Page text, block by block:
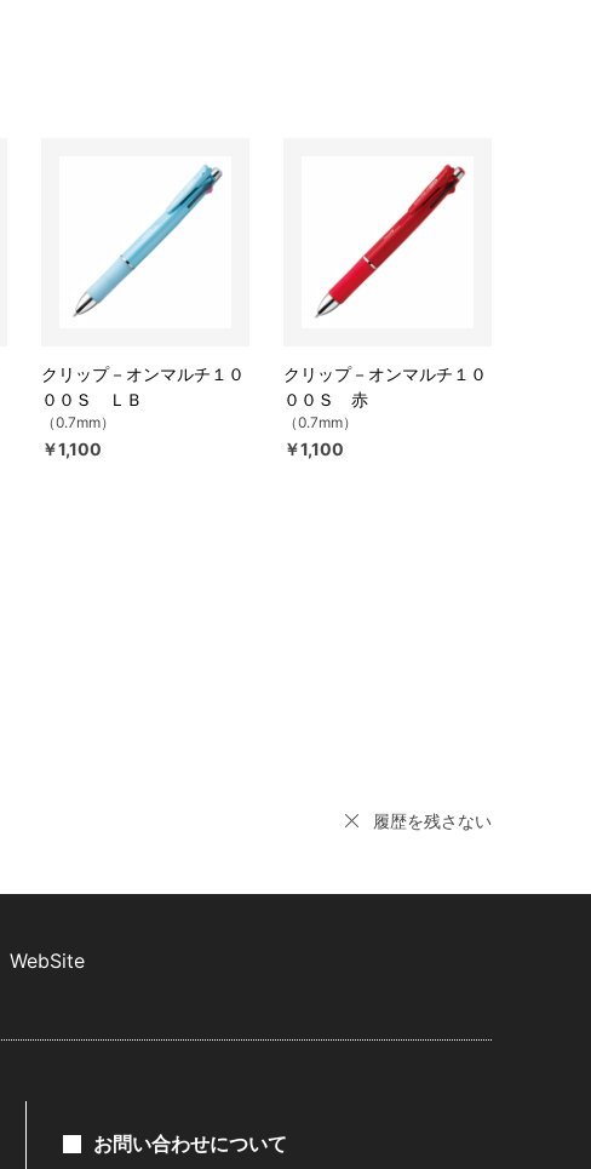
クリップ－オンマルチ１０
００Ｓ ＬＢ
（0.7mm）
￥1,100
クリップ－オンマルチ１０
００Ｓ 赤
（0.7mm）
￥1,100
履歴を残さない
WebSite
お問い合わせについて